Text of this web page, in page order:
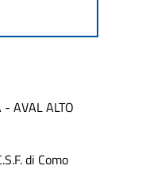
AVAL ALTO
di Como